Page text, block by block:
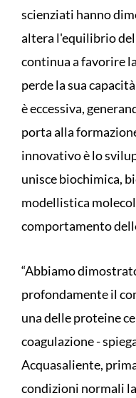
scienziati hanno
altera l'equilibrio
continua a favorire
perde la sua
è eccessiva,
porta alla
innovativo è lo
unisce biochimica,
modellistica
comportamento
“Abbiamo
profondamente il
una delle proteine
coagulazione -
Acquasaliente,
condizioni normali